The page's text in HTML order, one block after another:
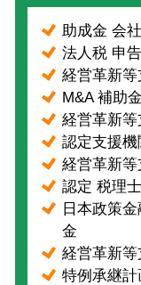
助成金 会社
法人税 申
経営革新
M&A 補助金
経営革新等
認定支援
経営革新
認定 税理士
日本政策
金
経営革新
特例承継